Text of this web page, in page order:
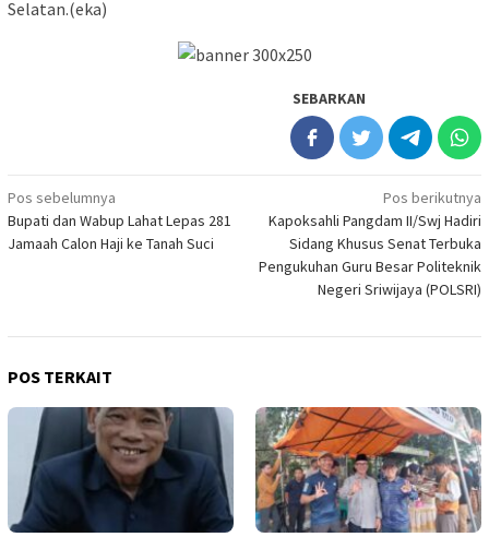
Selatan.(eka)
SEBARKAN
Navigasi
pos
Pos sebelumnya
Bupati dan Wabup Lahat Lepas 281
Jamaah Calon Haji ke Tanah Suci
Pos berikutnya
Kapoksahli Pangdam II/Swj Hadiri
Sidang Khusus Senat Terbuka
Pengukuhan Guru Besar Politeknik
Negeri Sriwijaya (POLSRI)
POS TERKAIT